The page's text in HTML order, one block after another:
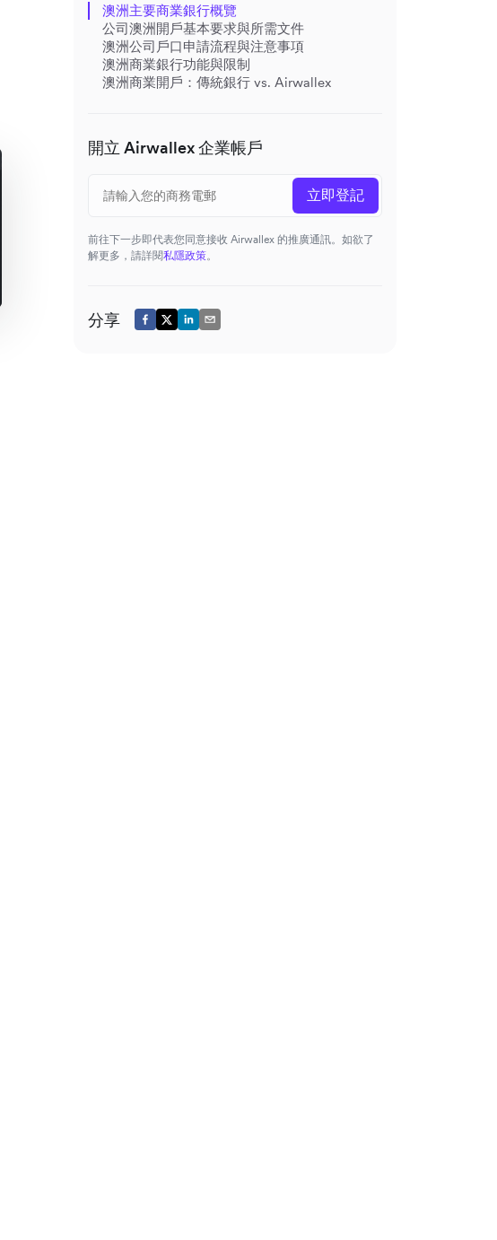
澳洲主要商業銀行概覽
公司澳洲開戶基本要求與所需文件
澳洲公司戶口申請流程與注意事項
澳洲商業銀行功能與限制
澳洲商業開戶：傳統銀行 vs. Airwallex
開立 Airwallex 企業帳戶
立即登記
前往下一步即代表您同意接收 Airwallex 的推廣通訊。如欲了
解更多，請詳閱私隱政策。
分享